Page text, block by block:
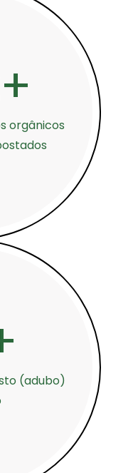
+
orgânicos
(adubo)